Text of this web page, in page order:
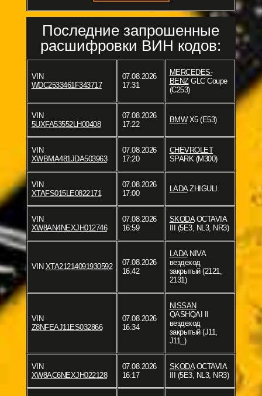
Последние запрошенные
расшифровки ВИН кодов:
VIN
WDC2533461F343717
07.08.2026
17:31
MERCEDES-
BENZGLC Coupe
(C253)
VIN
5UXFA53552LH00408
07.08.2026
17:22
BMWX5 (E53)
VIN
XWBMA481JDA503963
07.08.2026
17:20
CHEVROLET
SPARK (M300)
VIN
XTAFS015LE0822171
07.08.2026
17:00
LADAZHIGULI
VIN
XW8AN4NEXJH012746
07.08.2026
16:59
SKODAOCTAVIA
III (5E3, NL3, NR3)
VIN XTA21214091930592
07.08.2026
16:42
LADANIVA
вездеход
закрытый (2121,
2131)
VIN
Z8NFEAJ11ES032866
07.08.2026
16:34
NISSAN
QASHQAI II
вездеход
закрытый (J11,
J11_)
VIN
XW8AC6NEXJH022128
07.08.2026
16:17
SKODAOCTAVIA
III (5E3, NL3, NR3)